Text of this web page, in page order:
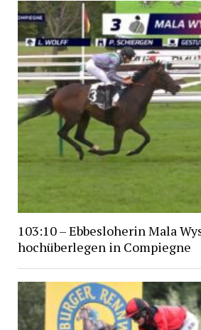
103:10 – Ebbesloherin Mala
hochüberlegen in Compiegne